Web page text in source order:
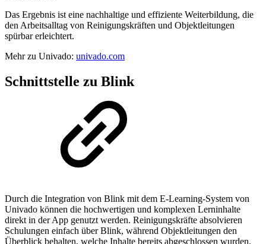
Das Ergebnis ist eine nachhaltige und effiziente Weiterbildung, die
den Arbeitsalltag von Reinigungskräften und Objektleitungen
spürbar erleichtert.
Mehr zu Univado: univado.com
Schnittstelle zu Blink
Durch die Integration von Blink mit dem E-Learning-System von
Univado können die hochwertigen und komplexen Lerninhalte
direkt in der App genutzt werden. Reinigungskräfte absolvieren
Schulungen einfach über Blink, während Objektleitungen den
Überblick behalten, welche Inhalte bereits abgeschlossen wurden.